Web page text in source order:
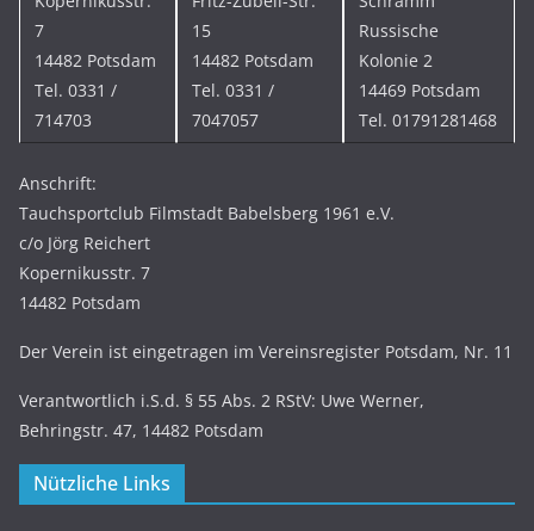
7
14482 Potsdam
Tel. 0331 /
714703
15
14482 Potsdam
Tel. 0331 /
7047057
Russische
Kolonie 2
14469 Potsdam
Tel. 01791281468
Anschrift:
Tauchsportclub Filmstadt Babelsberg 1961 e.V.
c/o Jörg Reichert
Kopernikusstr. 7
14482 Potsdam
Der Verein ist eingetragen im Vereinsregister Potsdam, Nr. 11
Verantwortlich i.S.d. § 55 Abs. 2 RStV: Uwe Werner,
Behringstr. 47, 14482 Potsdam
Nützliche Links